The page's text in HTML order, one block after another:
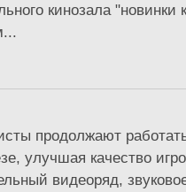
кинозала "новинки
продолжают
улучшая качество
видеоряд,